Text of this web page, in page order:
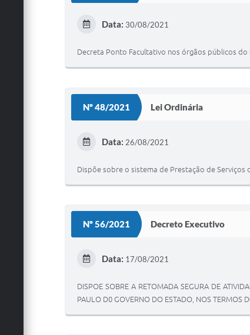
Data: 30/08/2021
Decreta Ponto Facultativo nos órgãos públicos
Nº 48/2021 Lei Ordinária
Data: 26/08/2021
Dispõe sobre o sistema de Prestação de
Nº 56/2021 Decreto Executivo
Data: 17/08/2021
DISPOE SOBRE A RETOMADA SEGURA DE
PAULO D0 GOVERNO DO ESTADO, NOS TERMOS